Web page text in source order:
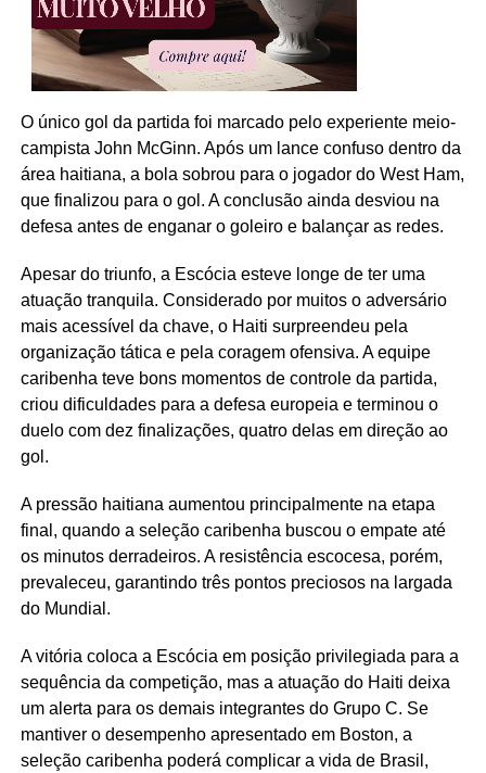
O único gol da partida foi marcado pelo experiente meio-
campista John McGinn. Após um lance confuso dentro da
área haitiana, a bola sobrou para o jogador do West Ham,
que finalizou para o gol. A conclusão ainda desviou na
defesa antes de enganar o goleiro e balançar as redes.
Apesar do triunfo, a Escócia esteve longe de ter uma
atuação tranquila. Considerado por muitos o adversário
mais acessível da chave, o Haiti surpreendeu pela
organização tática e pela coragem ofensiva. A equipe
caribenha teve bons momentos de controle da partida,
criou dificuldades para a defesa europeia e terminou o
duelo com dez finalizações, quatro delas em direção ao
gol.
A pressão haitiana aumentou principalmente na etapa
final, quando a seleção caribenha buscou o empate até
os minutos derradeiros. A resistência escocesa, porém,
prevaleceu, garantindo três pontos preciosos na largada
do Mundial.
A vitória coloca a Escócia em posição privilegiada para a
sequência da competição, mas a atuação do Haiti deixa
um alerta para os demais integrantes do Grupo C. Se
mantiver o desempenho apresentado em Boston, a
seleção caribenha poderá complicar a vida de Brasil,